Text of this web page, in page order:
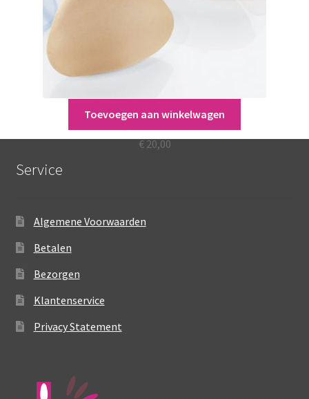
Anita TriFirst
€20,00
Toevoegen aan winkelwagen
Service
Algemene Voorwaarden
Betalen
Bezorgen
Klantenservice
Privacy Statement